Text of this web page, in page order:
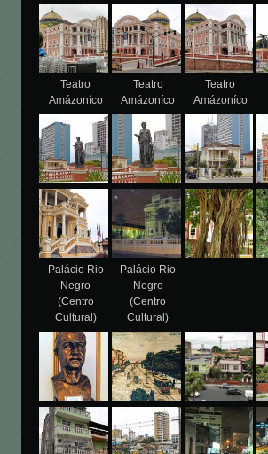
Teatro
Amázoníco
Teatro
Amázoníco
Teatro
Amázoníco
Palácio Rio
Negro
(Centro
Cultural)
Palácio Rio
Negro
(Centro
Cultural)